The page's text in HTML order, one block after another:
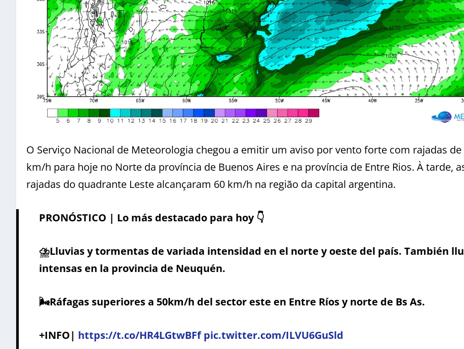
O Serviço Nacional de Meteorologia chegou a emitir um aviso por vento forte com rajadas de
km/h para hoje no Norte da província de Buenos Aires e na província de Entre Rios. À tarde,
rajadas do quadrante Leste alcançaram 60 km/h na região da capital argentina.
PRONÓSTICO | Lo más destacado para hoy 👇
⛈️Lluvias y tormentas de variada intensidad en el norte y oeste del país. También
intensas en la provincia de Neuquén.
🌬️Ráfagas superiores a 50km/h del sector este en Entre Ríos y norte de Bs As.
+INFO| https://t.co/HR4LGtwBFf pic.twitter.com/ILVU6GuSld